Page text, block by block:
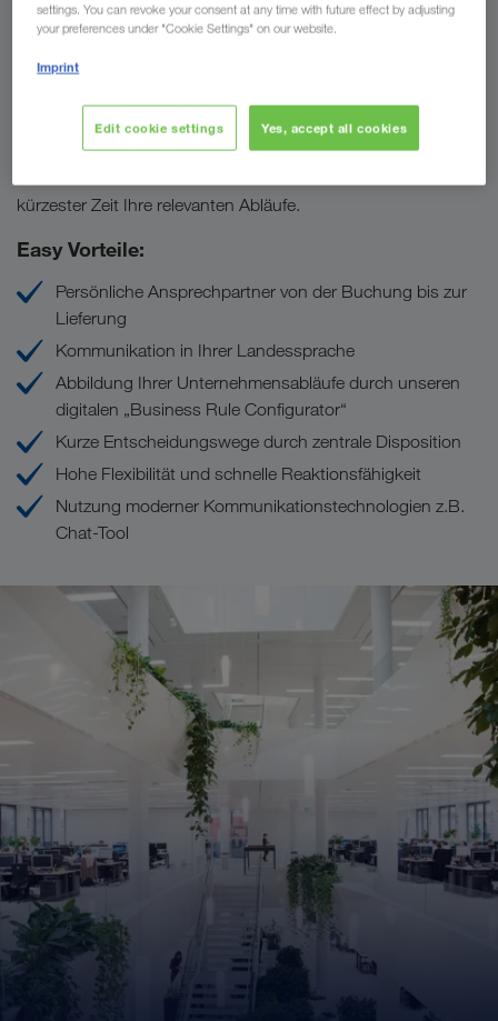
Unsere Mitarbeiter sind Experten für Transporte und als
Leistungen. Sie profitieren von einer einfachen
regelmäßig vor Ort besucht. Egal, wo sich Ihr
Unternehmensstandort befindet. Darüber hinaus kennen wir
kürzester Zeit Ihre relevanten Abläufe.
Easy Vorteile:
Persönliche Ansprechpartner von der Buchung bis zur
Lieferung
Kommunikation in Ihrer Landessprache
Abbildung Ihrer Unternehmensabläufe durch unseren
digitalen „Business Rule Configurator“
Kurze Entscheidungswege durch zentrale Disposition
Hohe Flexibilität und schnelle Reaktionsfähigkeit
Nutzung moderner Kommunikationstechnologien z.B.
Chat-Tool
settings. You can revoke your consent at any time with future effect by adjusting
your preferences under "Cookie Settings" on our website.
Imprint
Edit cookie settings Yes, accept all cookies